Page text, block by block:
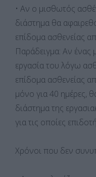
• Αν ο μισθωτός
διάστημα θα
επίδομα ασθενείας
Παράδειγμα: Αν
εργασία του λόγω
επίδομα ασθενείας
μόνο για 40 ημέρες,
διάστημα της
για τις οποίες
Χρόνοι που δεν